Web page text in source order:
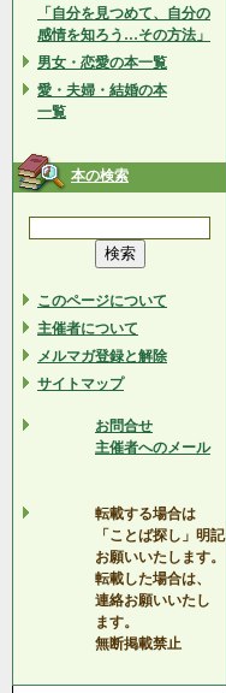
「自分を見つめて、自分の
感情を知ろう…その方法」
男女・恋愛の本一覧
愛・夫婦・結婚の本
一覧
本の検索
このページについて
主催者について
メルマガ登録と解除
サイトマップ
お問合せ
主催者へのメール
転載する場合は
「ことば探し」明記
お願いいたします。
転載した場合は、
連絡お願いいたし
ます。
無断掲載禁止